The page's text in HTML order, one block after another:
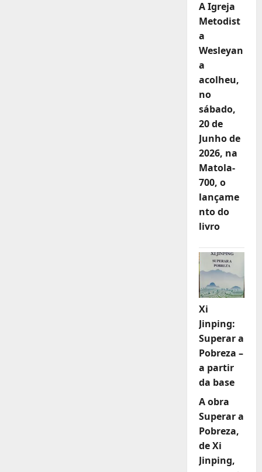
A Igreja
Metodist
a
Wesleyan
a
acolheu,
no
sábado,
20 de
Junho de
2026, na
Matola-
700, o
lançame
nto do
livro
Xi
Jinping:
Superar a
Pobreza –
a partir
da base
A obra
Superar a
Pobreza,
de Xi
Jinping,